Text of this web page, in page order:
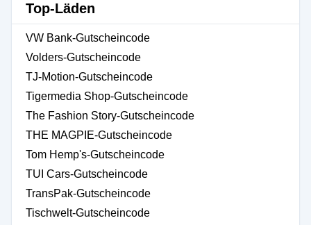
Top-Läden
VW Bank-Gutscheincode
Volders-Gutscheincode
TJ-Motion-Gutscheincode
Tigermedia Shop-Gutscheincode
The Fashion Story-Gutscheincode
THE MAGPIE-Gutscheincode
Tom Hemp's-Gutscheincode
TUI Cars-Gutscheincode
TransPak-Gutscheincode
Tischwelt-Gutscheincode